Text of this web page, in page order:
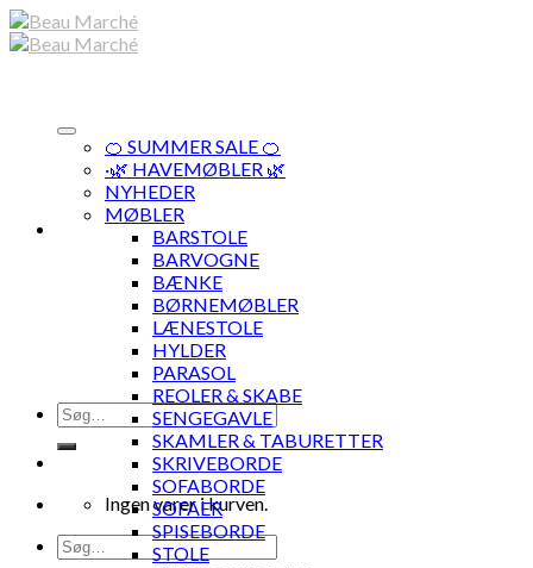
Skip
to
Søg
efter:
Ingen varer i kurven.
Søg
🍊 SUMMER SALE 🍊
·🌿 HAVEMØBLER 🌿
NYHEDER
MØBLER
BARSTOLE
BARVOGNE
BÆNKE
BØRNEMØBLER
LÆNESTOLE
HYLDER
PARASOL
REOLER & SKABE
SENGEGAVLE
SKAMLER & TABURETTER
SKRIVEBORDE
SOFABORDE
SOFAER
SPISEBORDE
STOLE